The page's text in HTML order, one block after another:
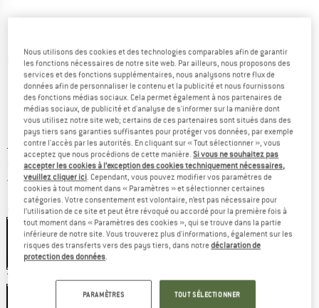
Photos détaillées
Prix initial :
119,95€
Prix:
92,36€ TVA incl.
Livraison gratuite(FR)France. Informations sur les frais de
Couleur:Black Matte
-23 %
Variante: Medium - TNS Cat. 3 VLT 10%
Medium - TNS Cat. 3 VLT 10%
Nous utilisons des cookies et des technologies comparables afin de garantir
les fonctions nécessaires de notre site web. Par ailleurs, nous proposons des
services et des fonctions supplémentaires, nous analysons notre flux de
données afin de personnaliser le contenu et la publicité et nous fournissons
des fonctions médias sociaux. Cela permet également à nos partenaires de
médias sociaux, de publicité et d'analyse de s'informer sur la manière dont
vous utilisez notre site web; certains de ces partenaires sont situés dans des
pays tiers sans garanties suffisantes pour protéger vos données, par exemple
contre l'accès par les autorités. En cliquant sur « Tout sélectionner », vous
acceptez que nous procédions de cette manière.Si vous ne souhaitez pas
accepter les cookies à l’exception des cookies techniquement nécessaires,
veuillez cliquer ici. Cependant, vous pouvez modifier vos paramètres de
cookies à tout moment dans « Paramètres » et sélectionner certaines
catégories. Votre consentement est volontaire, n’est pas nécessaire pour
l’utilisation de ce site et peut être révoqué ou accordé pour la première fois à
tout moment dans « Paramètres des cookies », qui se trouve dans la partie
inférieure de notre site. Vous trouverez plus d'informations, également sur les
risques des transferts vers des pays tiers, dans notredéclaration de
protection des données.
PARAMÈTRES TOUT SÉLECTIONNER